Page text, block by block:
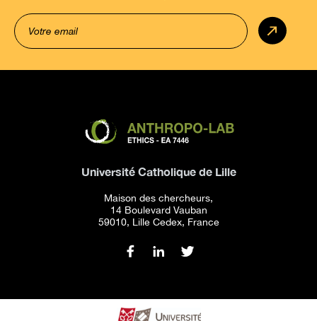
Université Catholique de Lille
Maison des chercheurs,
14 Boulevard Vauban
59010, Lille Cedex, France